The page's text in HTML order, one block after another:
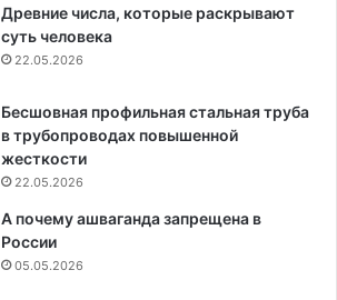
Древние числа, которые раскрывают
суть человека
22.05.2026
Бесшовная профильная стальная труба
в трубопроводах повышенной
жесткости
22.05.2026
А почему ашваганда запрещена в
России
05.05.2026